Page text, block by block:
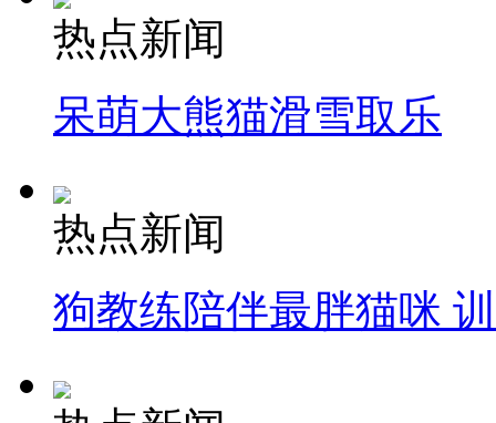
热点新闻
呆萌大熊猫滑雪取乐
热点新闻
狗教练陪伴最胖猫咪